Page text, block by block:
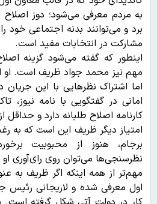
به مردم معرفی می‌شود؛ دوز اصلاح
برد و می‌توانند بدنه اجتماعی خود
مشارکت در انتخابات مفید است.
اینطور که گفته می‌شود گزینه
مهم نیز محمد جواد ظریف است. او
اما اشتراک نظر‌هایی با این جریان
امانی در گفتگویی با نامه نیوز،
کارنامه اصلاح طلبانه دارد و حداقل
امتیاز دیگر ظریف این است که به
برجام، هنوز از محبوبیت
نظرسنجی‌ها می‌توان روی رای‌آوری
مهم‌تر از همه اینکه اگر ظریف به
اول معرفی شده و لاریجانی رئیس